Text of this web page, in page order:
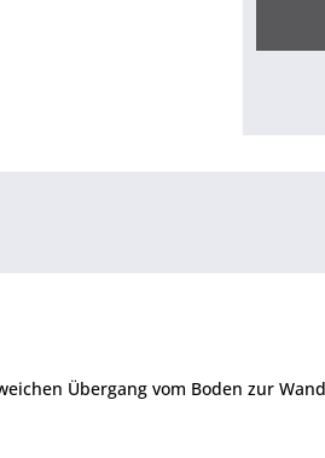
Übergang vom Boden zur